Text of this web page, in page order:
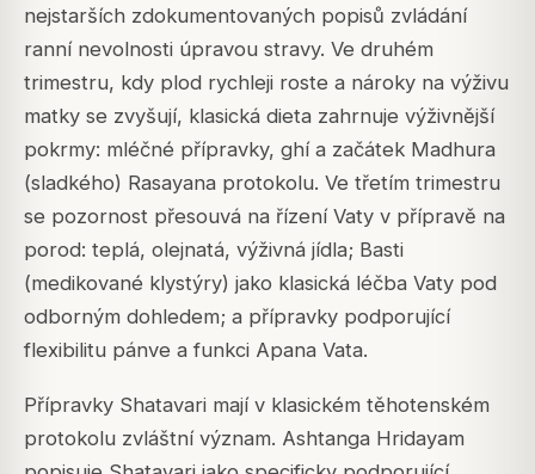
nejstarších zdokumentovaných popisů zvládání
ranní nevolnosti úpravou stravy. Ve druhém
trimestru, kdy plod rychleji roste a nároky na výživu
matky se zvyšují, klasická dieta zahrnuje výživnější
pokrmy: mléčné přípravky, ghí a začátek Madhura
(sladkého) Rasayana protokolu. Ve třetím trimestru
se pozornost přesouvá na řízení Vaty v přípravě na
porod: teplá, olejnatá, výživná jídla; Basti
(medikované klystýry) jako klasická léčba Vaty pod
odborným dohledem; a přípravky podporující
flexibilitu pánve a funkci Apana Vata.
Přípravky Shatavari mají v klasickém těhotenském
protokolu zvláštní význam. Ashtanga Hridayam